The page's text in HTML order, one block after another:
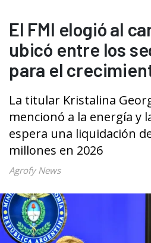
El FMI elogió al
ubicó entre los
para el
La titular Kristalina
mencionó a la energía y
espera una liquidación
millones en 2026
Agrofy News